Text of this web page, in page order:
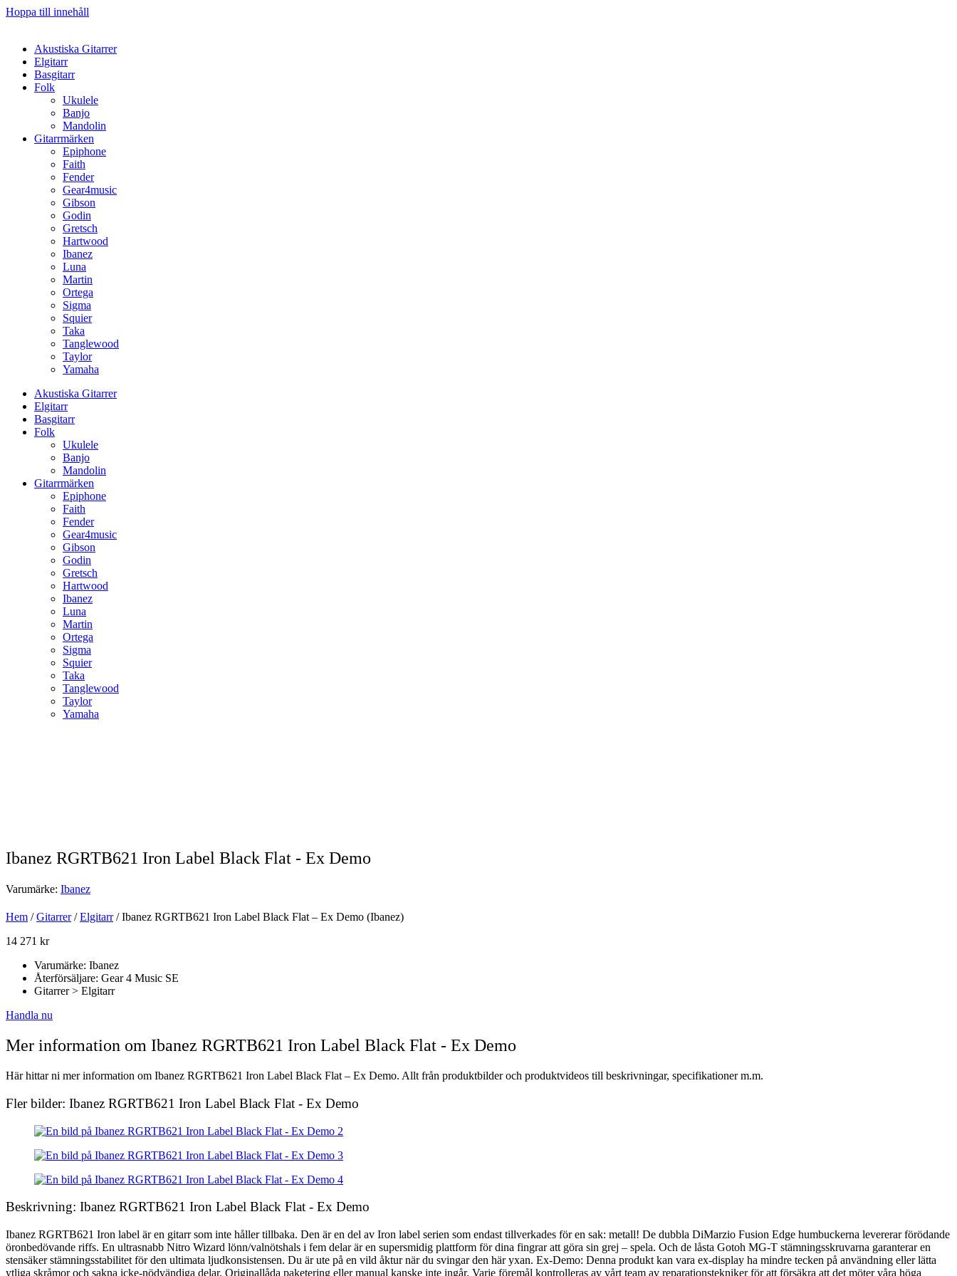
Hoppa till innehåll
Akustiska Gitarrer
Elgitarr
Basgitarr
Folk
Ukulele
Banjo
Mandolin
Gitarrmärken
Epiphone
Faith
Fender
Gear4music
Gibson
Godin
Gretsch
Hartwood
Ibanez
Luna
Martin
Ortega
Sigma
Squier
Taka
Tanglewood
Taylor
Yamaha
Akustiska Gitarrer
Elgitarr
Basgitarr
Folk
Ukulele
Banjo
Mandolin
Gitarrmärken
Epiphone
Faith
Fender
Gear4music
Gibson
Godin
Gretsch
Hartwood
Ibanez
Luna
Martin
Ortega
Sigma
Squier
Taka
Tanglewood
Taylor
Yamaha
Ibanez RGRTB621 Iron Label Black Flat - Ex Demo
Varumärke: Ibanez
Hem /Gitarrer/Elgitarr/ Ibanez RGRTB621 Iron Label Black Flat – Ex Demo (Ibanez)
14 271 kr
Varumärke: Ibanez
Återförsäljare: Gear 4 Music SE
Gitarrer > Elgitarr
Handla nu
Mer information om Ibanez RGRTB621 Iron Label Black Flat - Ex Demo
Här hittar ni mer information om Ibanez RGRTB621 Iron Label Black Flat – Ex Demo. Allt från produktbilder och produktvideos till beskrivningar, specifikationer m.m.
Fler bilder: Ibanez RGRTB621 Iron Label Black Flat - Ex Demo
Beskrivning: Ibanez RGRTB621 Iron Label Black Flat - Ex Demo
Ibanez RGRTB621 Iron label är en gitarr som inte håller tillbaka. Den är en del av Iron label serien som endast tillverkades för en sak: metall! De dubbla DiMarzio Fusion Edge humbuckerna levererar förödande
öronbedövande riffs. En ultrasnabb Nitro Wizard lönn/valnötshals i fem delar är en supersmidig plattform för dina fingrar att göra sin grej – spela. Och de låsta Gotoh MG-T stämningsskruvarna garanterar en
stensäker stämningsstabilitet för den ultimata ljudkonsistensen. Du är ute på en vild åktur när du svingar den här yxan. Ex-Demo: Denna produkt kan vara ex-display ha mindre tecken på användning eller lätta
ytliga skråmor och sakna icke-nödvändiga delar. Originallåda paketering eller manual kanske inte ingår. Varje föremål kontrolleras av vårt team av reparationstekniker för att försäkra att det möter våra höga